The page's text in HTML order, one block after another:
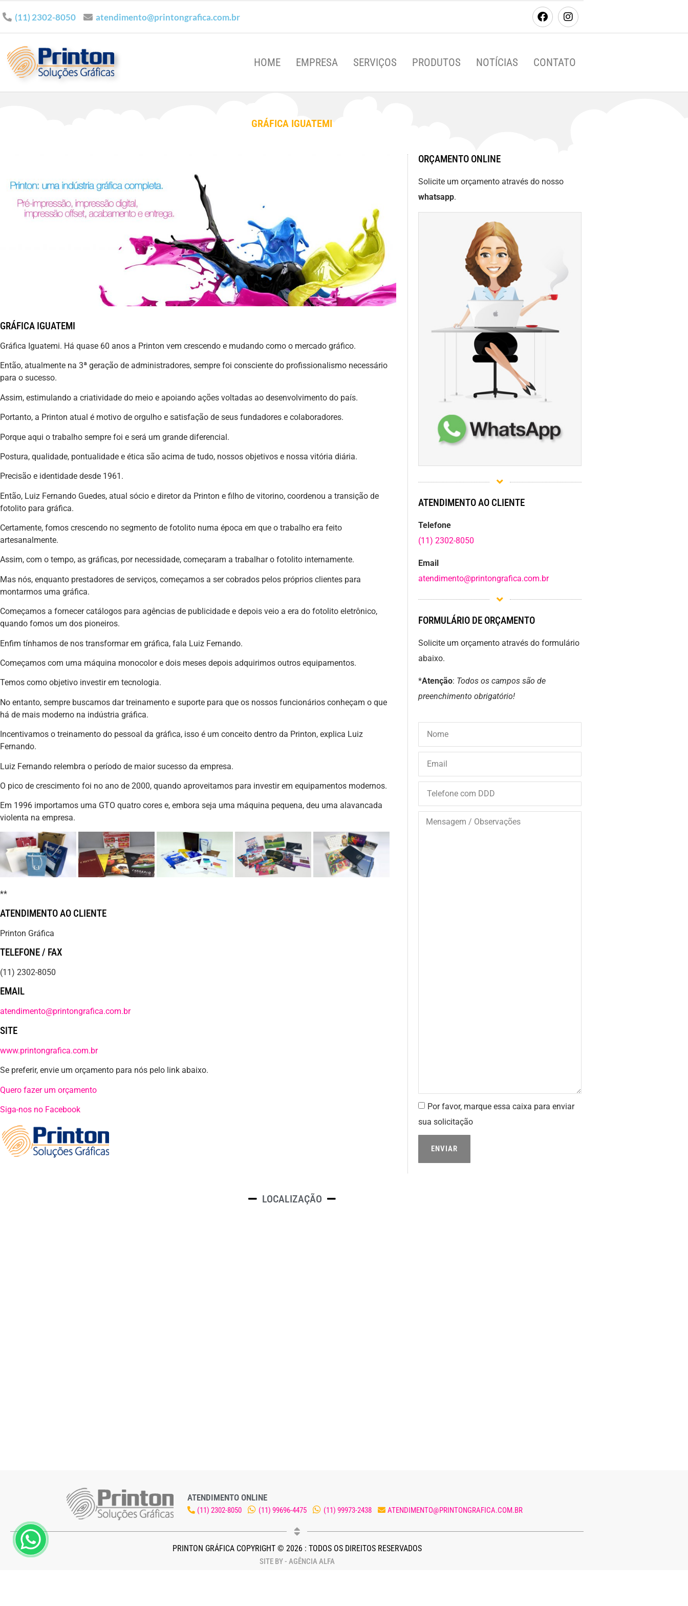
(11) 2302-8050 atendimento@printongrafica.com.br
HOME EMPRESA SERVIÇOS PRODUTOS NOTÍCIAS CONTATO
GRÁFICA IGUATEMI
GRÁFICA IGUATEMI
Gráfica Iguatemi. Há quase 60 anos a Printon vem crescendo e mudando como o mercado gráfico.
Então, atualmente na 3ª geração de administradores, sempre foi consciente do profissionalismo necessário
para o sucesso.
Assim, estimulando a criatividade do meio e apoiando ações voltadas ao desenvolvimento do país.
Portanto, a Printon atual é motivo de orgulho e satisfação de seus fundadores e colaboradores.
Porque aqui o trabalho sempre foi e será um grande diferencial.
Postura, qualidade, pontualidade e ética são acima de tudo, nossos objetivos e nossa vitória diária.
Precisão e identidade desde 1961.
Então, Luiz Fernando Guedes, atual sócio e diretor da Printon e filho de vitorino, coordenou a transição de
fotolito para gráfica.
Certamente, fomos crescendo no segmento de fotolito numa época em que o trabalho era feito
artesanalmente.
Assim, com o tempo, as gráficas, por necessidade, começaram a trabalhar o fotolito internamente.
Mas nós, enquanto prestadores de serviços, começamos a ser cobrados pelos próprios clientes para
montarmos uma gráfica.
Começamos a fornecer catálogos para agências de publicidade e depois veio a era do fotolito eletrônico,
quando fomos um dos pioneiros.
Enfim tínhamos de nos transformar em gráfica, fala Luiz Fernando.
Começamos com uma máquina monocolor e dois meses depois adquirimos outros equipamentos.
Temos como objetivo investir em tecnologia.
No entanto, sempre buscamos dar treinamento e suporte para que os nossos funcionários conheçam o que
há de mais moderno na indústria gráfica.
Incentivamos o treinamento do pessoal da gráfica, isso é um conceito dentro da Printon, explica Luiz
Fernando.
Luiz Fernando relembra o período de maior sucesso da empresa.
O pico de crescimento foi no ano de 2000, quando aproveitamos para investir em equipamentos modernos.
Em 1996 importamos uma GTO quatro cores e, embora seja uma máquina pequena, deu uma alavancada
violenta na empresa.
**
ATENDIMENTO AO CLIENTE
Printon Gráfica
TELEFONE / FAX
(11) 2302-8050
EMAIL
atendimento@printongrafica.com.br
SITE
www.printongrafica.com.br
Se preferir, envie um orçamento para nós pelo link abaixo.
Quero fazer um orçamento
Siga-nos no Facebook
ORÇAMENTO ONLINE
Solicite um orçamento através do nosso
whatsapp.
ATENDIMENTO AO CLIENTE
Telefone
(11) 2302-8050
Email
atendimento@printongrafica.com.br
FORMULÁRIO DE ORÇAMENTO
Solicite um orçamento através do formulário
abaixo.
*Atenção: Todos os campos são de
preenchimento obrigatório!
Por favor, marque essa caixa para enviar
sua solicitação
ENVIAR
LOCALIZAÇÃO
ATENDIMENTO ONLINE
(11) 2302-8050 (11) 99696-4475 (11) 99973-2438 ATENDIMENTO@PRINTONGRAFICA.COM.BR
PRINTON GRÁFICA COPYRIGHT © 2026 : TODOS OS DIREITOS RESERVADOS
SITE BY - AGÊNCIA ALFA